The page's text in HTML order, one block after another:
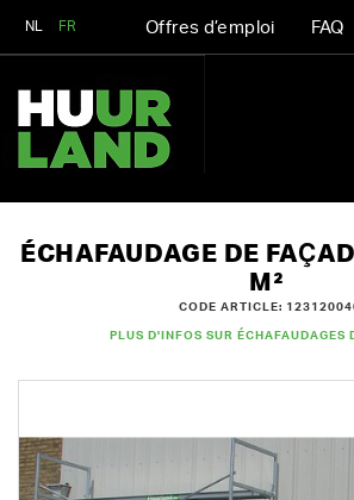
NL FR Offres d’emploi FAQ
ÉCHAFAUDAGE DE
M²
CODE ARTICLE:
PLUS D'INFOS SUR ÉCHAFAUDAGES